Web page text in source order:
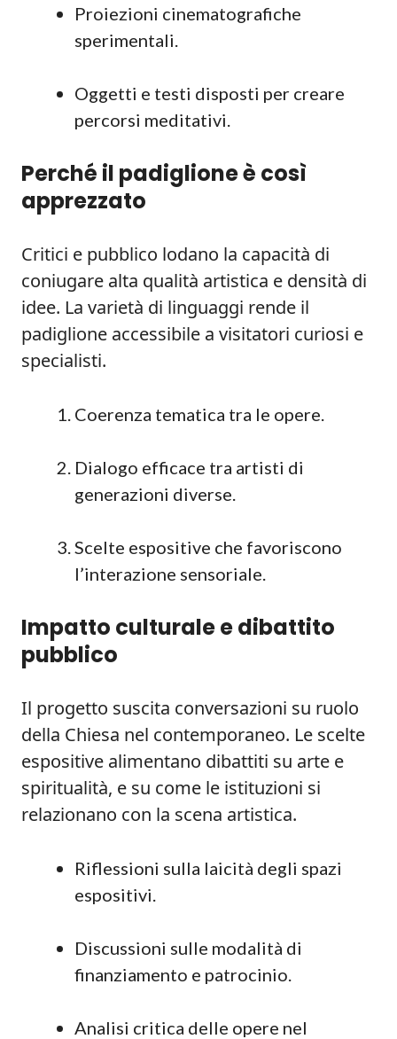
Proiezioni cinematografiche
sperimentali.
Oggetti e testi disposti per creare
percorsi meditativi.
Perché il padiglione è così
apprezzato
Critici e pubblico lodano la capacità di
coniugare alta qualità artistica e densità di
idee. La varietà di linguaggi rende il
padiglione accessibile a visitatori curiosi e
specialisti.
Coerenza tematica tra le opere.
Dialogo efficace tra artisti di
generazioni diverse.
Scelte espositive che favoriscono
l’interazione sensoriale.
Impatto culturale e dibattito
pubblico
Il progetto suscita conversazioni su ruolo
della Chiesa nel contemporaneo. Le scelte
espositive alimentano dibattiti su arte e
spiritualità, e su come le istituzioni si
relazionano con la scena artistica.
Riflessioni sulla laicità degli spazi
espositivi.
Discussioni sulle modalità di
finanziamento e patrocinio.
Analisi critica delle opere nel